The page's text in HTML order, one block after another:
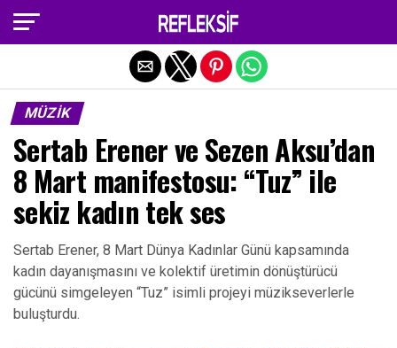
MÜZIK
Sertab Erener ve Sezen Aksu’dan
8 Mart manifestosu: “Tuz” ile
sekiz kadın tek ses
Sertab Erener, 8 Mart Dünya Kadınlar Günü kapsamında
kadın dayanışmasını ve kolektif üretimin dönüştürücü
gücünü simgeleyen “Tuz” isimli projeyi müzikseverlerle
buluşturdu.
Exit mobile version